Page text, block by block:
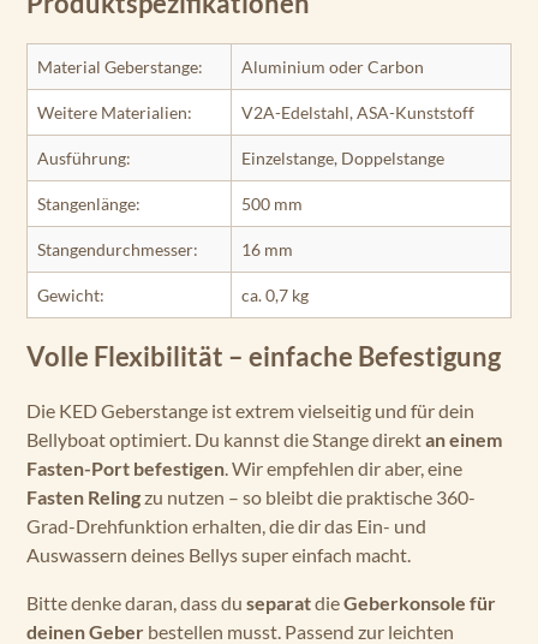
Material Geberstange: Aluminium oder Carbon
Weitere Materialien: V2A-Edelstahl, ASA-Kunststoff
Ausführung: Einzelstange, Doppelstange
Stangenlänge: 500 mm
Stangendurchmesser: 16 mm
Gewicht: ca. 0,7 kg
Volle Flexibilität – einfache Befestigung
Die KED Geberstange ist extrem vielseitig und für dein
Bellyboat optimiert. Du kannst die Stange direktan einem
Fasten-Port befestigen. Wir empfehlen dir aber, eine
Fasten Relingzu nutzen – so bleibt die praktische 360-
Grad-Drehfunktion erhalten, die dir das Ein- und
Auswassern deines Bellys super einfach macht.
Bitte denke daran, dass du separatdieGeberkonsole für
deinen Geber bestellen musst. Passend zur leichten